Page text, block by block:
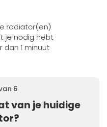
radiator(en)
je nodig hebt
dan 1 minuut
6
van je huidige